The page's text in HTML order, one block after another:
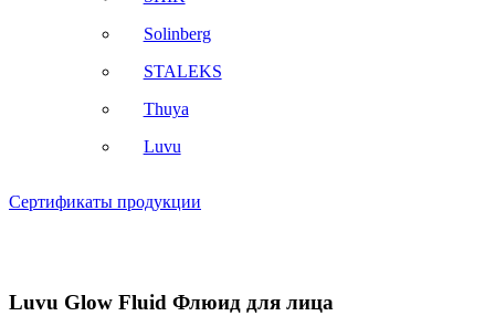
Solinberg
STALEKS
Thuya
Luvu
Сертификаты продукции
Luvu Glow Fluid Флюид для лица